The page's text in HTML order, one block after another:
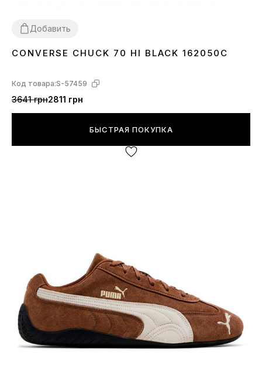
Добавить
363738 3940 4142 4344
CONVERSE CHUCK 70 HI BLACK 162050C
Код товара:S-57459
3641 грн2811 грн
БЫСТРАЯ ПОКУПКА